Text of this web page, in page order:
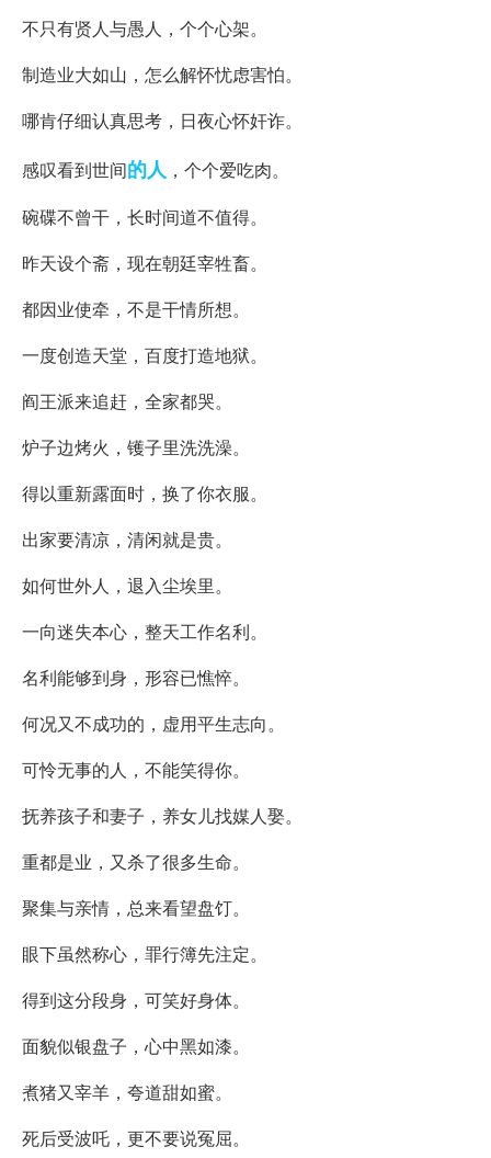
不只有贤人与愚人，个个心架。
制造业大如山，怎么解怀忧虑害怕。
哪肯仔细认真思考，日夜心怀奸诈。
感叹看到世间的人 ，个个爱吃肉。
碗碟不曾干，长时间道不值得。
昨天设个斋，现在朝廷宰牲畜。
都因业使牵，不是干情所想。
一度创造天堂，百度打造地狱。
阎王派来追赶，全家都哭。
炉子边烤火，镬子里洗洗澡。
得以重新露面时，换了你衣服。
出家要清凉，清闲就是贵。
如何世外人，退入尘埃里。
一向迷失本心，整天工作名利。
名利能够到身，形容已憔悴。
何况又不成功的，虚用平生志向。
可怜无事的人，不能笑得你。
抚养孩子和妻子，养女儿找媒人娶。
重都是业，又杀了很多生命。
聚集与亲情，总来看望盘饤。
眼下虽然称心，罪行簿先注定。
得到这分段身，可笑好身体。
面貌似银盘子，心中黑如漆。
煮猪又宰羊，夸道甜如蜜。
死后受波吒，更不要说冤屈。